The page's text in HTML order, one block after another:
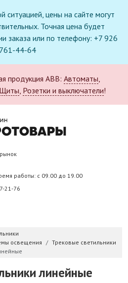
ситуацией, цены на сайте могут
Точная цена будет
заказа или по телефону: +7 926
761-44-64
продукция ABB: Автоматы,
Щиты, Розетки и выключатели!
работы: с 09.00 до 19.00
21-76
освещения
Трековые светильники
линейные